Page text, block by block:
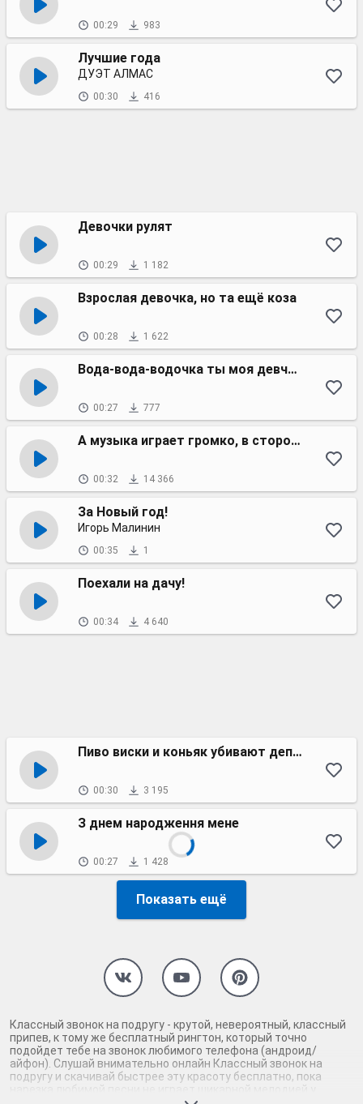
00:29 983
Лучшие года
ДУЭТ АЛМАС
00:30 416
Девочки рулят
00:29 1 182
Взрослая девочка, но та ещё коза
00:28 1 622
Вода-вода-водочка ты моя девчоночка
00:27 777
А музыка играет громко, в стороне сидит девчонка
00:32 14 366
За Новый год!
Игорь Малинин
00:35 1
Поехали на дачу!
00:34 4 640
Пиво виски и коньяк убивают депресняк
00:30 3 195
З днем народження мене
00:27 1 428
Показать ещё
Классный звонок на подругу - крутой, невероятный, классный
припев, к тому же бесплатный рингтон, который точно
подойдет тебе на звонок любимого телефона (андроид/
айфон). Слушай внимательно онлайн Классный звонок на
подругу и скачивай быстрее эту красоту бесплатно, пока
нарезка любимой песни не играет шикарной мелодией у